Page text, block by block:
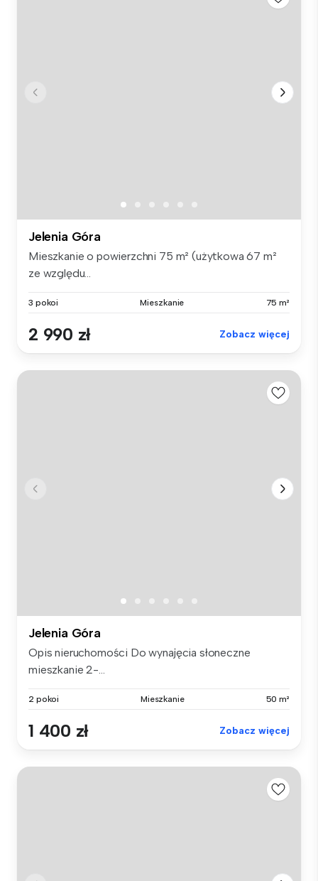
Jelenia Góra
Mieszkanie o powierzchni 75 m² (użytkowa 67 m²
ze względu...
3 pokoi Mieszkanie 75 m²
2 990 zł Zobacz więcej
Jelenia Góra
Opis nieruchomości Do wynajęcia słoneczne
mieszkanie 2-...
2 pokoi Mieszkanie 50 m²
1 400 zł Zobacz więcej